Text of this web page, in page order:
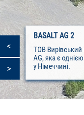
<
>
BASALT AG 2
ТОВ Вирівський
AG, яка є
у Німеччині.